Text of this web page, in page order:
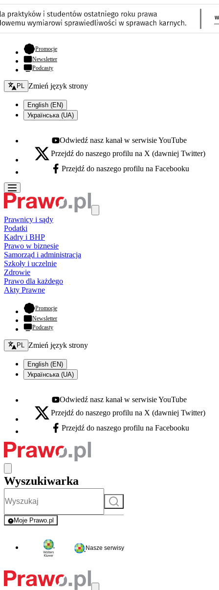
Promocje- otwiera się w nowej karcie
Newsletter
Podcasty
Zmień język - bieżący:
PL Zmień język strony
English (EN)
Українська (UA)
Youtube - otwiera się w nowej karcie
Odwiedź nasz kanał w serwisie YouTube
X - otwiera się w nowej karcie
Przejdź do naszego profilu na X (dawniej Twitter)
Facebook - otwiera się w nowej karcie
Przejdź do naszego profilu na Facebooku
Prawnicy i sądy
Podatki
Kadry i BHP
Prawo w biznesie
Samorząd i administracja
Szkoły i uczelnie
Zdrowie
Prawo dla każdego
Akty Prawne
Promocje- otwiera się w nowej karcie
Newsletter
Podcasty
Zmień język - bieżący:
PL Zmień język strony
English (EN)
Українська (UA)
Youtube - otwiera się w nowej karcie
Odwiedź nasz kanał w serwisie YouTube
X - otwiera się w nowej karcie
Przejdź do naszego profilu na X (dawniej Twitter)
Facebook - otwiera się w nowej karcie
Przejdź do naszego profilu na Facebooku
Wyszukiwarka
Szukaj
Moje Prawo.pl
- rejestracja i logowanie do serwisu
Nasze serwisy